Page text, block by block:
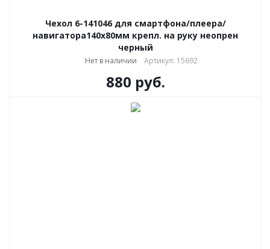
Чехол 6-141046 для смартфона/плеера/
навигатора140х80мм крепл. на руку неопрен
черный
Нет в наличии Артикул: 15692
880 руб.